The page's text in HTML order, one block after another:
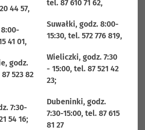
w Warszawie i publikowania
GPW Benchmark
referencyjne w Banku
dla umów zawartych do 30
się w zakładce:Stawki
44 57,
41 01,
godz.
523 82
7:30-
54 16;
tel. 87 610 71 62,
Suwałki, godz. 8:00-
15:30, tel. 572 776 819,
Wieliczki, godz. 7:30
- 15:00, tel. 87 521 42
23;
Dubeninki, godz.
7:30-15:00, tel. 87 615
81 27